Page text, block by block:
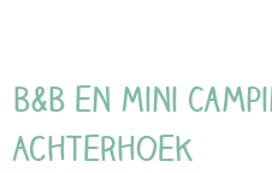
B&B en Mini
Achterhoek